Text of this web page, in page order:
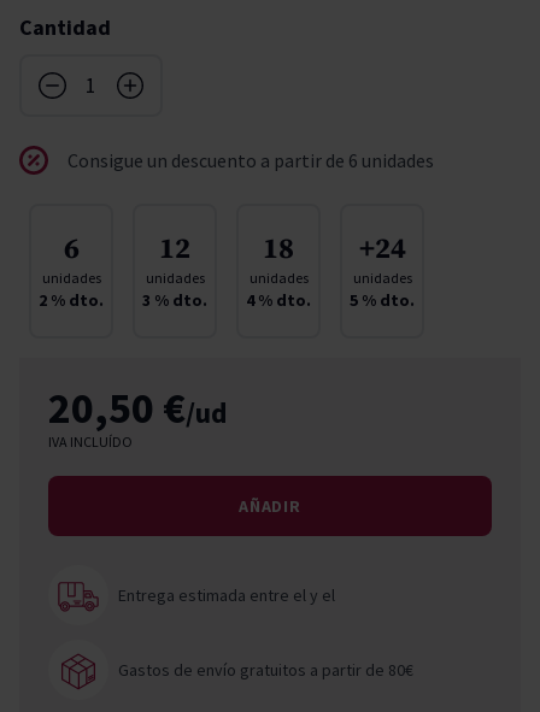
Cantidad
Consigue un descuento a partir de 6 unidades
6
unidades
2 % dto.
12
unidades
3 % dto.
18
unidades
4% dto.
+24
unidades
5 % dto.
20,50 €/ud
IVA INCLUÍDO
AÑADIR
Entrega estimada entre ely el
Gastos de envío gratuitos a partir de 80€